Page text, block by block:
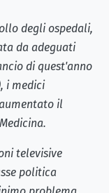
degli ospedali,
da adeguati
di quest'anno
i medici
il
televisive
politica